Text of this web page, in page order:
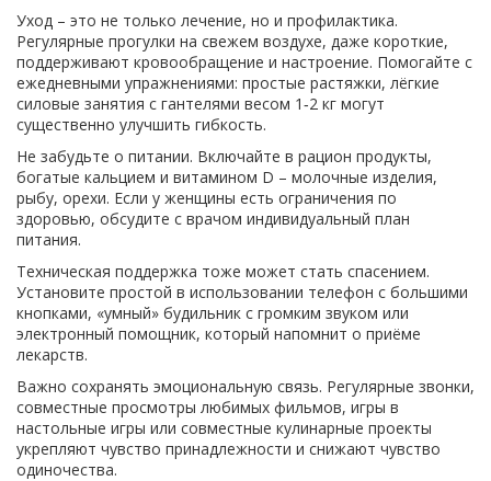
Уход – это не только лечение, но и профилактика.
Регулярные прогулки на свежем воздухе, даже короткие,
поддерживают кровообращение и настроение. Помогайте с
ежедневными упражнениями: простые растяжки, лёгкие
силовые занятия с гантелями весом 1‑2 кг могут
существенно улучшить гибкость.
Не забудьте о питании. Включайте в рацион продукты,
богатые кальцием и витамином D – молочные изделия,
рыбу, орехи. Если у женщины есть ограничения по
здоровью, обсудите с врачом индивидуальный план
питания.
Техническая поддержка тоже может стать спасением.
Установите простой в использовании телефон с большими
кнопками, «умный» будильник с громким звуком или
электронный помощник, который напомнит о приёме
лекарств.
Важно сохранять эмоциональную связь. Регулярные звонки,
совместные просмотры любимых фильмов, игры в
настольные игры или совместные кулинарные проекты
укрепляют чувство принадлежности и снижают чувство
одиночества.